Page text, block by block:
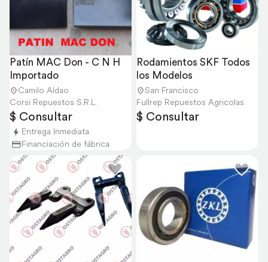
Patín MAC Don - C N H
Importado
Camilo Aldao
Corsi Repuestos S.R.L.
$ Consultar
Entrega Inmediata
Financiación de fábrica
Rodamientos SKF Todos
los Modelos
San Francisco
Fullrep Repuestos Agricolas
$ Consultar